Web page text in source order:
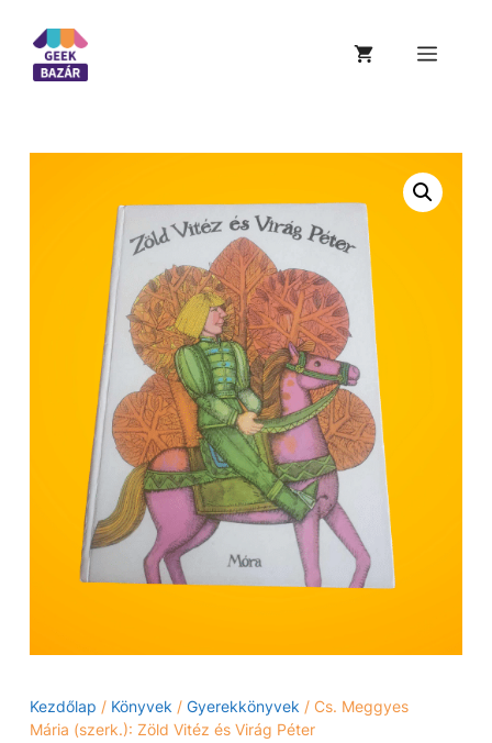
Kezdőlap / Könyvek / Gyerekkönyvek / Cs. Meggyes
Mária (szerk.): Zöld ​Vitéz és Virág Péter